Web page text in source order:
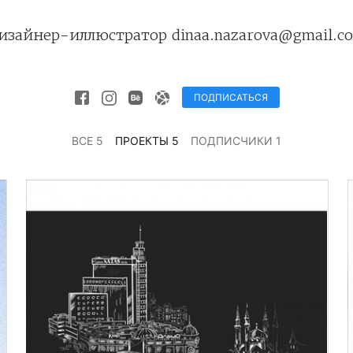
иллюстратор
ПОДПИСАТЬСЯ
ВСЕ 5 ПРОЕКТЫ 5 ПОДПИСЧИКИ 1